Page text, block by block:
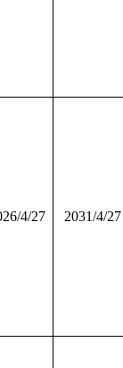
4/27 2031/4/27